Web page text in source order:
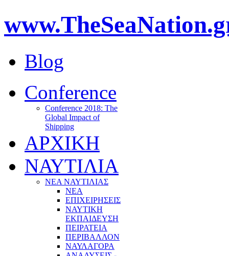
Blog
Conference
Conference 2018: The
Global Impact of
Shipping
ΑΡΧΙΚΗ
ΝΑΥΤΙΛΙΑ
ΝΕΑ ΝΑΥΤΙΛΙΑΣ
ΝΕΑ
ΕΠΙΧΕΙΡΗΣΕΙΣ
ΝΑΥΤΙΚΗ
ΕΚΠΑΙΔΕΥΣΗ
ΠΕΙΡΑΤΕΙΑ
ΠΕΡΙΒΑΛΛΟΝ
ΝΑΥΛΑΓΟΡΑ